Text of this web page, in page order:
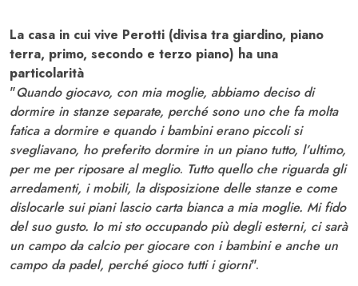
La casa in cui vive Perotti (divisa tra giardino, piano
terra, primo, secondo e terzo piano) ha una
particolarità
"Quando giocavo, con mia moglie, abbiamo deciso di
dormire in stanze separate, perché sono uno che fa molta
fatica a dormire e quando i bambini erano piccoli si
svegliavano, ho preferito dormire in un piano tutto, l’ultimo,
per me per riposare al meglio. Tutto quello che riguarda gli
arredamenti, i mobili, la disposizione delle stanze e come
dislocarle sui piani lascio carta bianca a mia moglie. Mi fido
del suo gusto. Io mi sto occupando più degli esterni, ci sarà
un campo da calcio per giocare con i bambini e anche un
campo da padel, perché gioco tutti i giorni".